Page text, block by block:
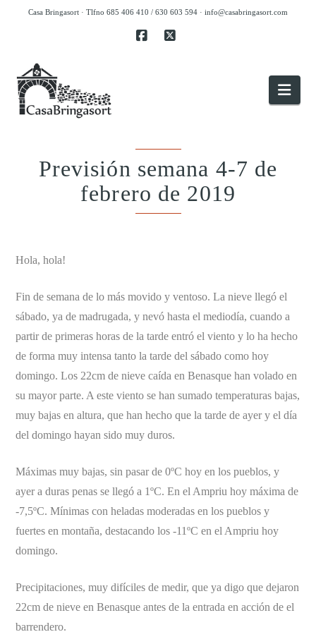
Casa Bringasort · Tlfno 685 406 410 / 630 603 594 · info@casabringasort.com
Previsión semana 4-7 de
febrero de 2019
Hola, hola!
Fin de semana de lo más movido y ventoso. La nieve llegó el
sábado, ya de madrugada, y nevó hasta el mediodía, cuando a
partir de primeras horas de la tarde entró el viento y lo ha hecho
de forma muy intensa tanto la tarde del sábado como hoy
domingo. Los 22cm de nieve caída en Benasque han volado en
su mayor parte. A este viento se han sumado temperaturas bajas,
muy bajas en altura, que han hecho que la tarde de ayer y el día
del domingo hayan sido muy duros.
Máximas muy bajas, sin pasar de 0ºC hoy en los pueblos, y
ayer a duras penas se llegó a 1ºC. En el Ampriu hoy máxima de
-7,5ºC. Mínimas con heladas moderadas en los pueblos y
fuertes en montaña, destacando los -11ºC en el Ampriu hoy
domingo.
Precipitaciones, muy difíciles de medir, que ya digo que dejaron
22cm de nieve en Benasque antes de la entrada en acción de el
barrendero.